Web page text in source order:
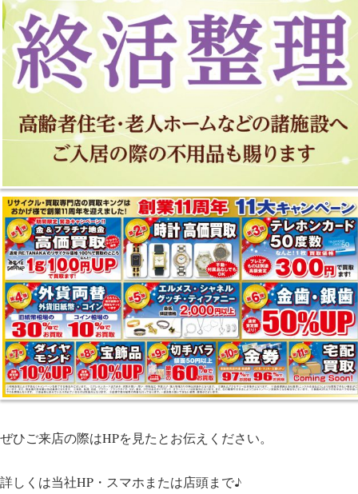
ぜひご来店の際はHPを見たとお伝えください。
詳しくは当社HP・スマホまたは店頭まで♪